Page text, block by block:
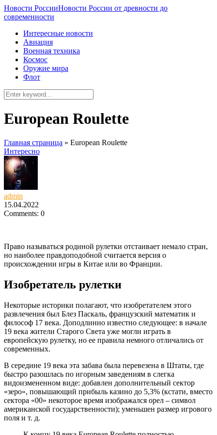
Новости РоссииНовости России от древности до
современности
Интересные новости
Авиация
Военная техника
Космос
Оружие мира
Флот
European Roulette
Главная страница » European Roulette
Интересно
admin
15.04.2022
Comments: 0
Право называться родиной рулетки отстаивает немало стран,
но наиболее правдоподобной считается версия о
происхождении игры в Китае или во Франции.
Изобретатель рулетки
Некоторые историки полагают, что изобретателем этого
развлечения был Блез Паскаль, французский математик и
философ 17 века. Доподлинно известно следующее: в начале
19 века жители Старого Света уже могли играть в
европейскую рулетку, но ее правила немного отличались от
современных.
В середине 19 века эта забава была перевезена в Штаты, где
быстро разошлась по игорным заведениям в слегка
видоизмененном виде: добавлен дополнительный сектор
«зеро», повышающий прибыль казино до 5,3% (кстати, вместо
сектора «00» некоторое время изображался орел – символ
американской государственности); уменьшен размер игрового
поля и т. д.